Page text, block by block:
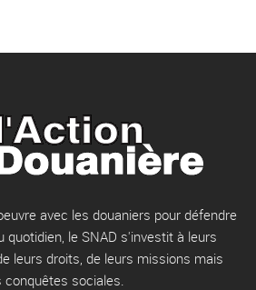
avec les douaniers pour défendre
quotidien, le SNAD s'investit à leurs
leurs droits, de leurs missions mais
sociales.